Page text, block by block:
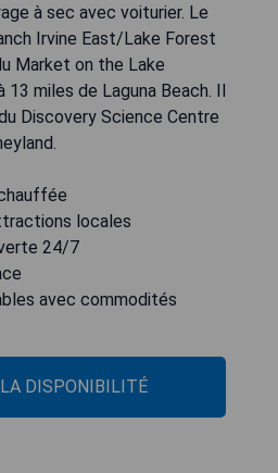
à sec avec voiturier. Le
Irvine East/Lake Forest
Market on the Lake
13 miles de Laguna Beach. Il
Discovery Science Centre
locales
24/7
avec commodités
DISPONIBILITÉ